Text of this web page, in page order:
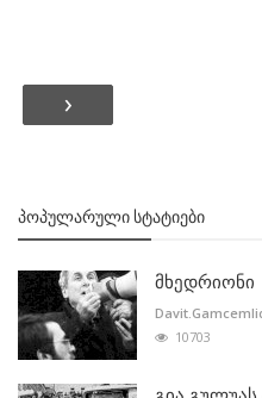
›
ᲞᲝᲞᲣᲚᲐᲠᲣᲚᲘ ᲡᲢᲐᲢᲘᲔᲑᲘ
მხედრიონი
10703